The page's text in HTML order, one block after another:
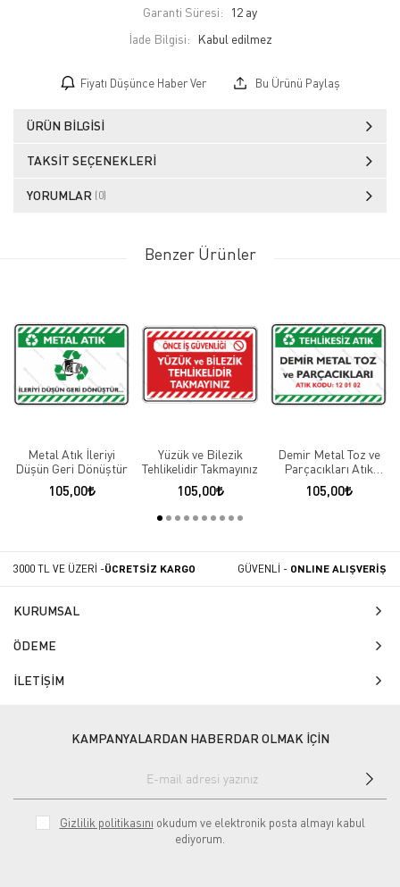
Garanti Süresi:
12 ay
İade Bilgisi:
Fiyatı Düşünce Haber Ver Bu Ürünü Paylaş
ÜRÜN BILGISI
TAKSIT SEÇENEKLERI
YORUMLAR (0)
Benzer Ürünler
Metal Atık İleriyi
Düşün Geri Dönüştür
105,00
Yüzük ve Bilezik
Tehlikelidir Takmayınız
105,00
Demir Metal Toz ve
Parçacıkları Atık
Kodu: 12 01 02
105,00
3000 TL VE ÜZERİ -ÜCRETSİZ KARGO GÜVENLİ - ONLINE ALIŞVERİŞ
KURUMSAL
ÖDEME
İLETİŞİM
KAMPANYALARDAN HABERDAR OLMAK İÇİN
Gizlilik politikasını okudum ve elektronik posta almayı kabul
ediyorum.